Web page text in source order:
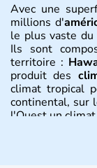
Avec une
millions d'
le plus vaste
Ils sont
territoire :
produit des
climat tropical
continental, sur
l'Ouest un